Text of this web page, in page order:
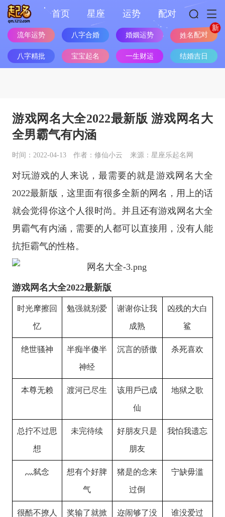
首页 星座 运势 配对
流年运势 八字合婚 婚姻运势 姓名配对
八字精批 宝宝起名 一生财运 结婚吉日
游戏网名大全2022最新版 游戏网名大
全男霸气有内涵
时间：2022-04-13 作者：修仙小云 来源：星座乐起名网
对玩游戏的人来说，最需要的就是游戏网名大全
2022最新版，这里面有很多全新的网名，用上的话
就会觉得你这个人很时尚。并且还有游戏网名大全
男霸气有内涵，需要的人都可以直接用，没有人能
抗拒霸气的性格。
游戏网名大全2022最新版
时光摩擦回
忆
勉强就别爱 谢谢你让我
成熟
凶残的大白
鲨
绝世骚神 半痴半傻半
神经
沉言的骄傲 杀死喜欢
本尊无赖 渡河已尽生 该用戶已成
仙
地狱之歌
总拧不过思
想
未完待续 好朋友只是
朋友
我怕我遗忘
灬弑念 想有个好脾
气
猪是的念来
过倒
宁缺毋滥
很酷不撩人 奖输了就掀 迩闹够了没 谁没爱过